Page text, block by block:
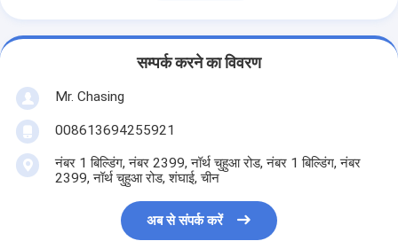
सम्पर्क करने का विवरण
Mr. Chasing
008613694255921
नंबर 1 बिल्डिंग, नंबर 2399, नॉर्थ चुहुआ रोड, नंबर 1 बिल्डिंग, नंबर
2399, नॉर्थ चुहुआ रोड, शंघाई, चीन
अब से संपर्क करें